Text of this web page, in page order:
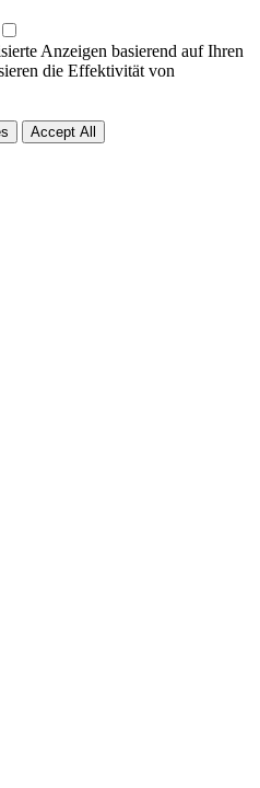
Anzeigen basierend auf Ihren
die Effektivität von
Accept All